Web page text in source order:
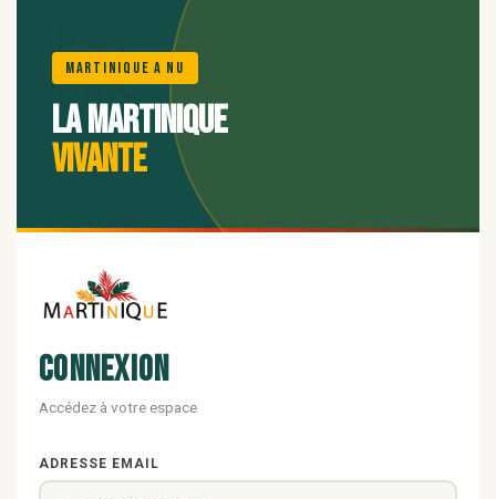
🌺
Martinique A Nu
La Martinique
vivante
Connexion
Accédez à votre espace
ADRESSE EMAIL